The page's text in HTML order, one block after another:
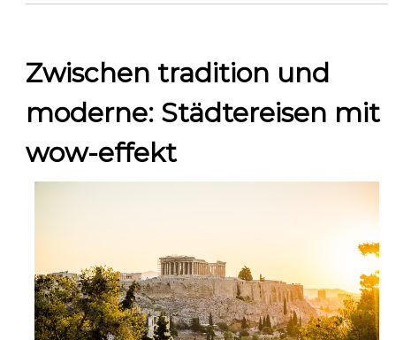
Zwischen tradition und
moderne: Städtereisen mit
wow-effekt